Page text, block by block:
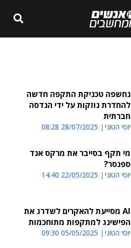
נחשפה טכניקת התקפה חדשה
להחדרת נוזקות על ידי הנדסה
חברתית
יוסי הטוני 28/07/2025 08:28
מי תקף בסייבר את מרקס אנד
ספנסר?
יוסי הטוני 22/05/2025 14:40
AI מסייעת להאקרים לשדרג את
הפישינג למתקפות מתוחכמות
יוסי הטוני 05/05/2025 09:30